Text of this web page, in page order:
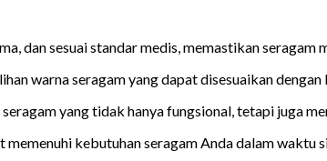
dan sesuai standar medis, memastikan
warna seragam yang dapat disesuaikan
yang tidak hanya fungsional, tetapi juga
kebutuhan seragam Anda dalam waktu